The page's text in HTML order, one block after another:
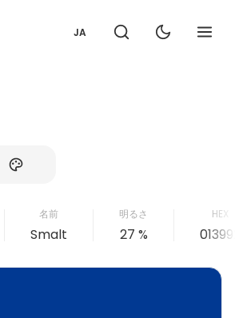
JA
名前
Smalt
明るさ
27 %
HEX